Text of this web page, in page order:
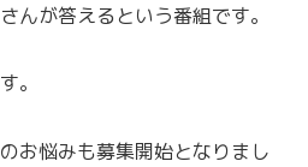
んが答えるという番組です。
。
お悩みも募集開始となりまし